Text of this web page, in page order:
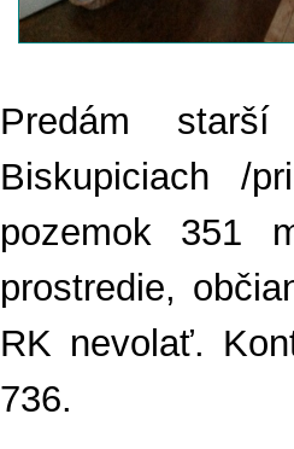
Predám
Biskupiciach /
pozemok 351
prostredie,
RK nevolať.
736.